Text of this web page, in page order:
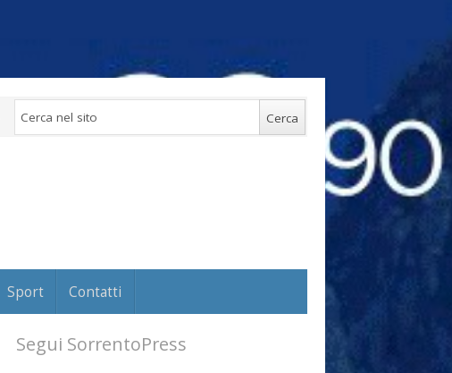
Sport Contatti
Segui SorrentoPress